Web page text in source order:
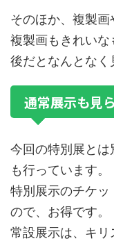
そのほか、複製画
複製画もきれい
後だとなんとなく
通常展示も見
今回の特別展と
も行っています。
特別展示のチケッ
ので、お得です。
常設展示は、キリ